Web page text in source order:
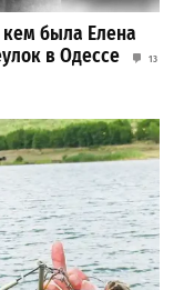
кем была Елена
в Одессе
13